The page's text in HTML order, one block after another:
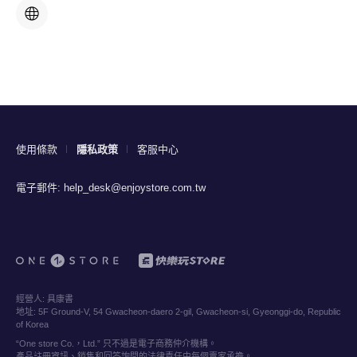
使用條款 隱私政策 客服中心
電子郵件: help_desk@enjoystore.com.tw
經營人: 具康書
地址: 5F Ground-V, 54 Gwacheon-daero 2-gil, Gwacheon-si, Gyeonggi-do, Republic
of Korea
“One store Co.，Ltd.” 只不過是電子商務仲介機構。